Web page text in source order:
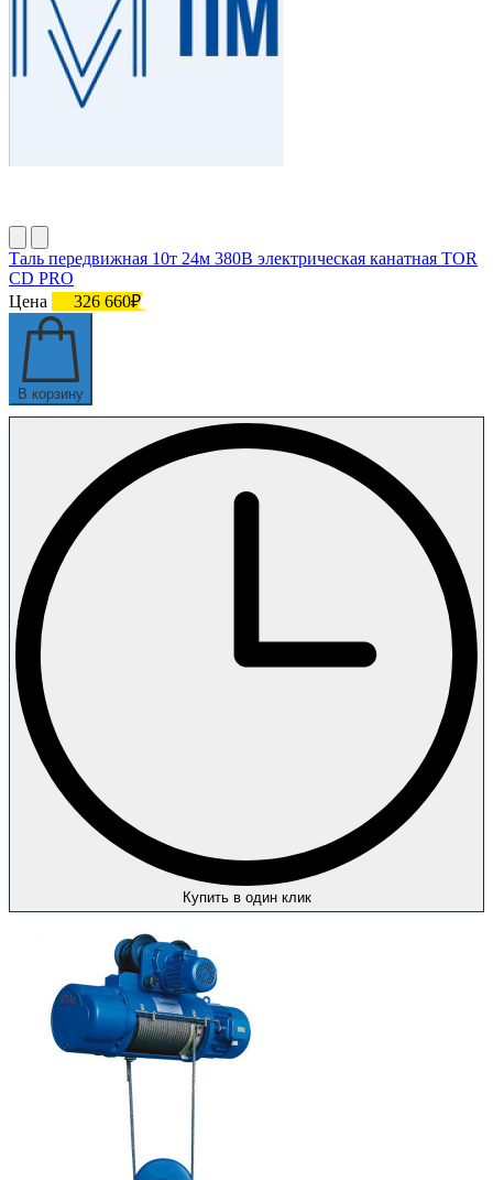
Таль передвижная 10т 24м 380В электрическая канатная TOR
CD PRO
Цена
326 660₽
В корзину
Купить в один клик